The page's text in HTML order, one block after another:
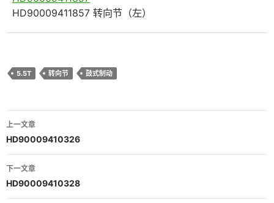
HD90009411857 转向节（左）
5.5T 转向节 鼓式制动
文
章
导
航
上一文章
HD90009410326
下一文章
HD90009410328